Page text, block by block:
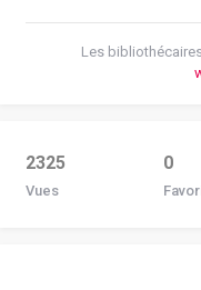
Les
2325
Vues
0